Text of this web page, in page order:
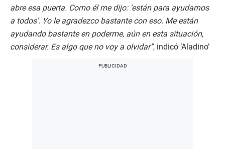
abre esa puerta. Como él me dijo: ‘están para ayudarnos
a todos’. Yo le agradezco bastante con eso. Me están
ayudando bastante en poderme, aún en esta situación,
considerar. Es algo que no voy a olvidar”, indicó ‘Aladino’